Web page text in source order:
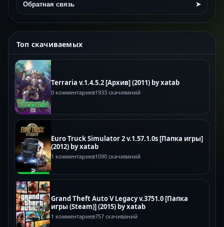
Обратная связь ➤
Топ скачиваемых
Terraria v.1.4.5.2 [Архив] (2011) by xatab
0 комментариев1933 скачиваний
Euro Truck Simulator 2 v.1.57.1.0s [Папка игры]
(2012) by xatab
1 комментариев1090 скачиваний
Grand Theft Auto V Legacy v.3751.0 [Папка
игры (Steam)] (2015) by xatab
1 комментариев757 скачиваний